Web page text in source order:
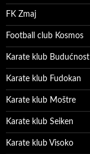
FK Zmaj
Football club Kosmos
Karate klub Budućnost
Karate klub Fudokan
Karate klub Moštre
Karate klub Seiken
Karate klub Visoko